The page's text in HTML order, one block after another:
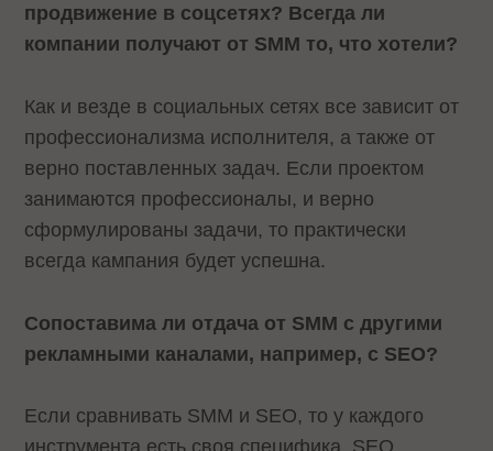
продвижение в соцсетях? Всегда ли
компании получают от SMM то, что хотели?
Как и везде в социальных сетях все зависит от
профессионализма исполнителя, а также от
верно поставленных задач. Если проектом
занимаются профессионалы, и верно
сформулированы задачи, то практически
всегда кампания будет успешна.
Сопоставима ли отдача от SMM с другими
рекламными каналами, например, с SEO?
Если сравнивать SMM и SEO, то у каждого